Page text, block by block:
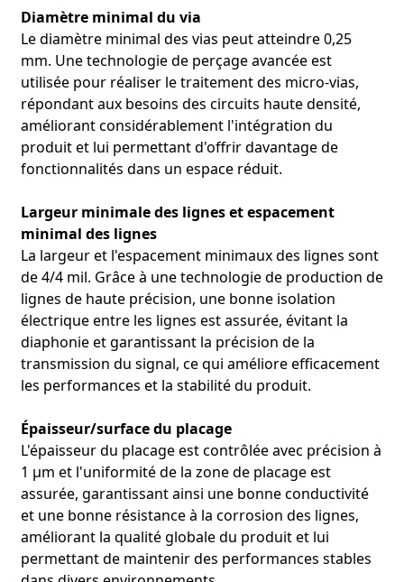
Diamètre minimal du via
Le diamètre minimal des vias peut atteindre 0,25
mm. Une technologie de perçage avancée est
utilisée pour réaliser le traitement des micro-vias,
répondant aux besoins des circuits haute densité,
améliorant considérablement l'intégration du
produit et lui permettant d'offrir davantage de
fonctionnalités dans un espace réduit.
Largeur minimale des lignes et espacement
minimal des lignes
La largeur et l'espacement minimaux des lignes sont
de 4/4 mil. Grâce à une technologie de production de
lignes de haute précision, une bonne isolation
électrique entre les lignes est assurée, évitant la
diaphonie et garantissant la précision de la
transmission du signal, ce qui améliore efficacement
les performances et la stabilité du produit.
Épaisseur/surface du placage
L'épaisseur du placage est contrôlée avec précision à
1 µm et l'uniformité de la zone de placage est
assurée, garantissant ainsi une bonne conductivité
et une bonne résistance à la corrosion des lignes,
améliorant la qualité globale du produit et lui
permettant de maintenir des performances stables
●Manifestation de l'avantage :
●Sphygmomanomètre électronique
●Méthode d'application :
●Manifestation de l'avantage :